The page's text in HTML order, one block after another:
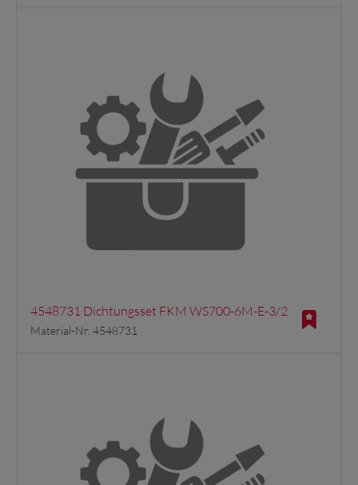
4548731 Dichtungsset FKM WS700-6M-E-3/2
Material-Nr. 4548731